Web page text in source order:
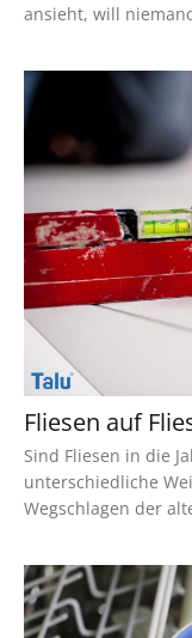
ansieht, will
Fliesen auf
Sind Fliesen in die
unterschiedliche
Wegschlagen der